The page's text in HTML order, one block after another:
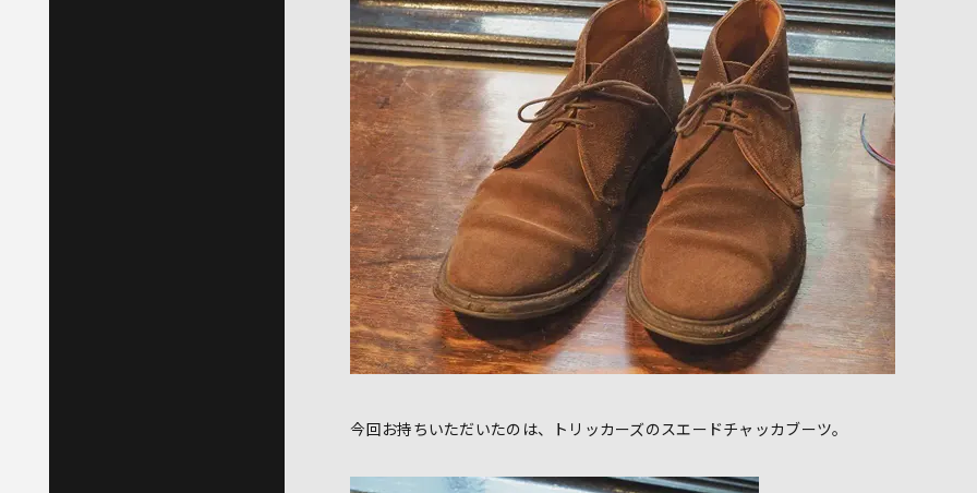
今回お持ちいただいたのは、トリッカーズのスエードチャッカブーツ。